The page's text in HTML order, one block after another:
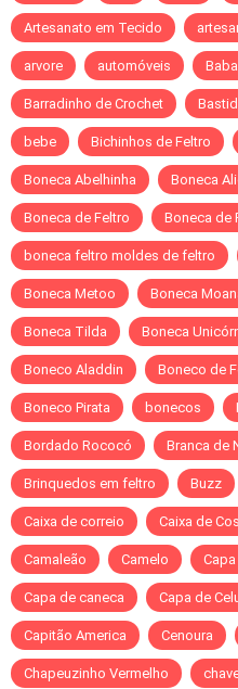
Artesanato em Tecido
arvore automóveis
Barradinho de Crochet
bebe Bichinhos de Feltro
Boneca Abelhinha Boneca
Boneca de Feltro Boneca de
boneca feltro moldes de feltro
Boneca Metoo Boneca
Boneca Tilda Boneca
Boneco Aladdin Boneco de
Boneco Pirata bonecos
Bordado Rococó Branca de
Brinquedos em feltro Buzz
Caixa de correio Caixa de
Camaleão Camelo
Capa de caneca Capa de
Capitão America Cenoura
Chapeuzinho Vermelho